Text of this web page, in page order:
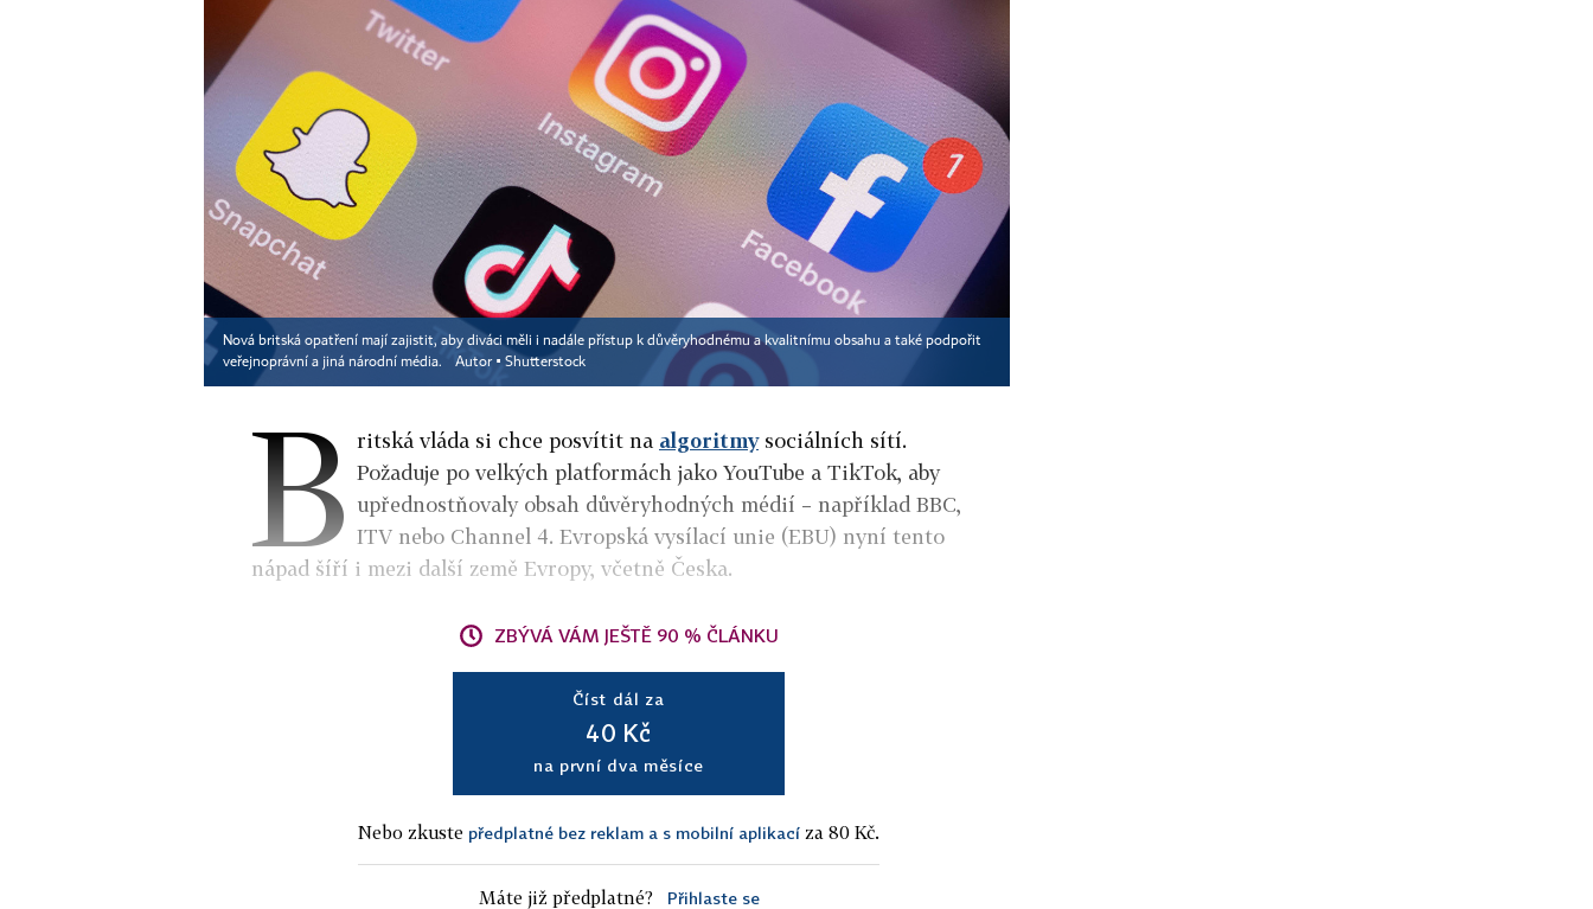
Nová britská opatření mají zajistit, aby diváci měli i nadále přístup k důvěryhodnému a kvalitnímu obsahu a také podpořit
veřejnoprávní a jiná národní média.
Autor ▪ Shutterstock
B ritská vláda si chce posvítit na algoritmysociálních sítí.
Požaduje po velkých platformách jako YouTube a TikTok, aby
upřednostňovaly obsah důvěryhodných médií – například BBC,
ITV nebo Channel 4. Evropská vysílací unie (EBU) nyní tento
nápad šíří i mezi další země Evropy, včetně Česka.
ZBÝVÁ VÁM JEŠTĚ 90 % ČLÁNKU
Číst dál za
40 Kč
na první dva měsíce
Nebo zkuste předplatné bez reklam a s mobilní aplikací za 80 Kč.
Máte již předplatné? Přihlaste se